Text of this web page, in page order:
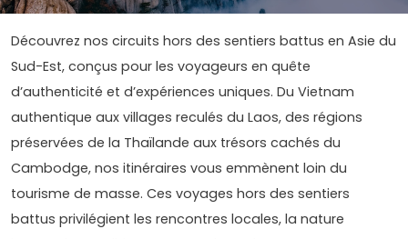
Découvrez nos circuits hors des sentiers battus en Asie du
Sud-Est, conçus pour les voyageurs en quête
d’authenticité et d’expériences uniques. Du Vietnam
authentique aux villages reculés du Laos, des régions
préservées de la Thaïlande aux trésors cachés du
Cambodge, nos itinéraires vous emmènent loin du
tourisme de masse. Ces voyages hors des sentiers
battus privilégient les rencontres locales, la nature